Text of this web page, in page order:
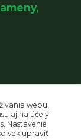
webu,
aj na účely
Nastavenie
upraviť